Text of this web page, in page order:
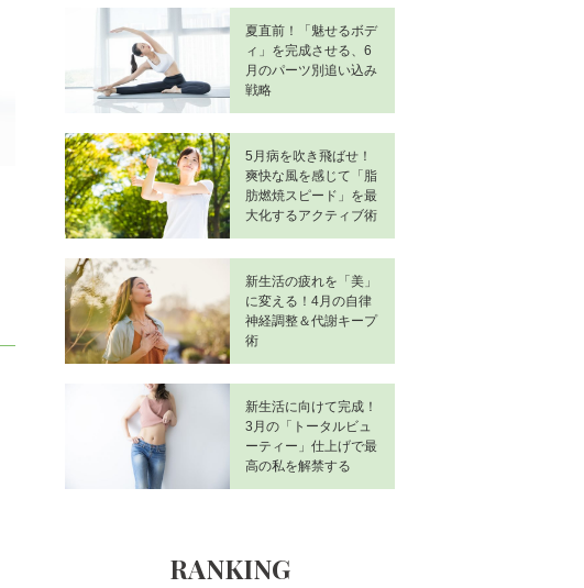
夏直前！「魅せるボデ
ィ」を完成させる、6
月のパーツ別追い込み
戦略
5月病を吹き飛ばせ！
爽快な風を感じて「脂
肪燃焼スピード」を最
大化するアクティブ術
新生活の疲れを「美」
に変える！4月の自律
神経調整＆代謝キープ
術
新生活に向けて完成！
3月の「トータルビュ
ーティー」仕上げで最
高の私を解禁する
RANKING